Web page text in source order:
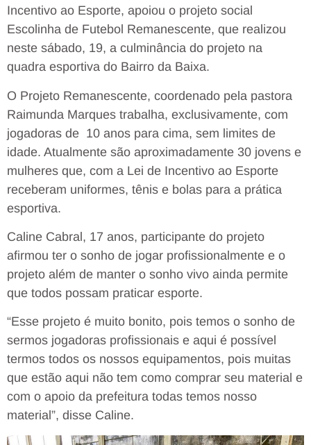
Incentivo ao Esporte, apoiou o projeto social
Escolinha de Futebol Remanescente, que realizou
neste sábado, 19, a culminância do projeto na
quadra esportiva do Bairro da Baixa.
O Projeto Remanescente, coordenado pela pastora
Raimunda Marques trabalha, exclusivamente, com
jogadoras de 10 anos para cima, sem limites de
idade. Atualmente são aproximadamente 30 jovens e
mulheres que, com a Lei de Incentivo ao Esporte
receberam uniformes, tênis e bolas para a prática
esportiva.
Caline Cabral, 17 anos, participante do projeto
afirmou ter o sonho de jogar profissionalmente e o
projeto além de manter o sonho vivo ainda permite
que todos possam praticar esporte.
“Esse projeto é muito bonito, pois temos o sonho de
sermos jogadoras profissionais e aqui é possível
termos todos os nossos equipamentos, pois muitas
que estão aqui não tem como comprar seu material e
com o apoio da prefeitura todas temos nosso
material”, disse Caline.